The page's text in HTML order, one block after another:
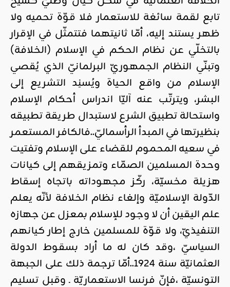
تابع لقمة سائغة للاستعمار فلا قوّة تحميه ولا
ظهر يستند إليه، أمّا ثانيتهما فتتمثّل في الإقرار
بالتخلّي عن نظام الحكم في الإسلام (الخلافة)
وتبنّي النظام الجمهوريّ البرلمانيّ الذي يُقصي
الإسلام من واقع الحياة ويُسنِد التشريع إلى
البشر، ويترتّب عنه آليّا اندراس أحكام الإسلام
واستحالة تطبيق الشرع لاستبدال طريقة تطبيقه
بنظيرتها في المبدأ الرأسماليّ..فالكافر المستعمر
في سعيه المحموم للقضاء على الإسلام وتفتيت
وحدة المسلمين الصمّاء وتمزيقهم إلى كيانات
هزيلة مخسيّة، ركّز مجهوداته باتجاه إسقاط
الدّولة الإسلاميّة وإلغاء نظام الخلافة لأنّه يعلم
علم اليقين أن لا وجود للإسلام بمعزل عن جهازه
التنفيذيّ، ولا قوّة للمسلمين خارج إطار كيانهم
السياسيّ ،وقد كان له ما أراد بسقوط الدولة
العثمانيّة سنة 1924..أمّا ترجمة ذلك على الجبهة
التونسيّة ،فإنّ فرنسا الاستعماريّة ـ وقبل تسليم